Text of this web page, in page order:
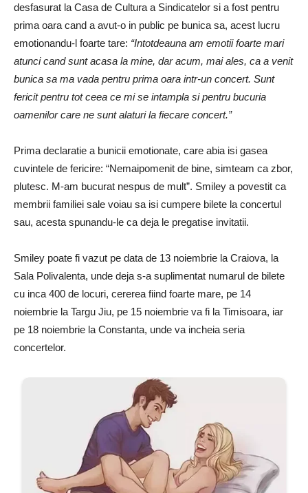
desfasurat la Casa de Cultura a Sindicatelor si a fost pentru
prima oara cand a avut-o in public pe bunica sa, acest lucru
emotionandu-l foarte tare: “Intotdeauna am emotii foarte mari
atunci cand sunt acasa la mine, dar acum, mai ales, ca a venit
bunica sa ma vada pentru prima oara intr-un concert. Sunt
fericit pentru tot ceea ce mi se intampla si pentru bucuria
oamenilor care ne sunt alaturi la fiecare concert.”
Prima declaratie a bunicii emotionate, care abia isi gasea
cuvintele de fericire: “Nemaipomenit de bine, simteam ca zbor,
plutesc. M-am bucurat nespus de mult”. Smiley a povestit ca
membrii familiei sale voiau sa isi cumpere bilete la concertul
sau, acesta spunandu-le ca deja le pregatise invitatii.
Smiley poate fi vazut pe data de 13 noiembrie la Craiova, la
Sala Polivalenta, unde deja s-a suplimentat numarul de bilete
cu inca 400 de locuri, cererea fiind foarte mare, pe 14
noiembrie la Targu Jiu, pe 15 noiembrie va fi la Timisoara, iar
pe 18 noiembrie la Constanta, unde va incheia seria
concertelor.